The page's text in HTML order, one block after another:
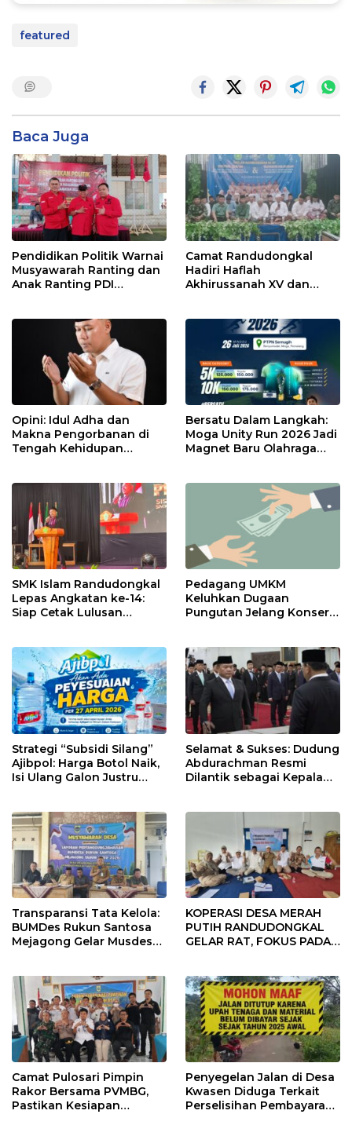
featured
Baca Juga
Pendidikan Politik Warnai
Musyawarah Ranting dan
Anak Ranting PDI
Camat Randudongkal
Hadiri Haflah
Akhirussanah XV dan
Opini: Idul Adha dan
Makna Pengorbanan di
Tengah Kehidupan
Bersatu Dalam Langkah:
Moga Unity Run 2026 Jadi
Magnet Baru Olahraga
SMK Islam Randudongkal
Lepas Angkatan ke-14:
Siap Cetak Lulusan
Pedagang UMKM
Keluhkan Dugaan
Pungutan Jelang Konser
Strategi “Subsidi Silang”
Ajibpol: Harga Botol Naik,
Isi Ulang Galon Justru
Selamat & Sukses: Dudung
Abdurachman Resmi
Dilantik sebagai Kepala
Transparansi Tata Kelola:
BUMDes Rukun Santosa
Mejagong Gelar Musdes
KOPERASI DESA MERAH
PUTIH RANDUDONGKAL
GELAR RAT, FOKUS PADA
Camat Pulosari Pimpin
Rakor Bersama PVMBG,
Pastikan Kesiapan
Penyegelan Jalan di Desa
Kwasen Diduga Terkait
Perselisihan Pembayaran